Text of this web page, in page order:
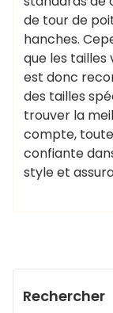
de tour de
hanches.
que les tailles
est donc
des tailles
trouver la
compte, toute
confiante
style et
Rechercher